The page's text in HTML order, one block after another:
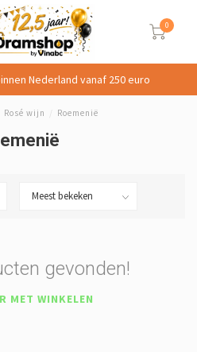
0
Nederland vanaf 250 euro
Rosé wijn Roemenië
gevonden!
MET WINKELEN